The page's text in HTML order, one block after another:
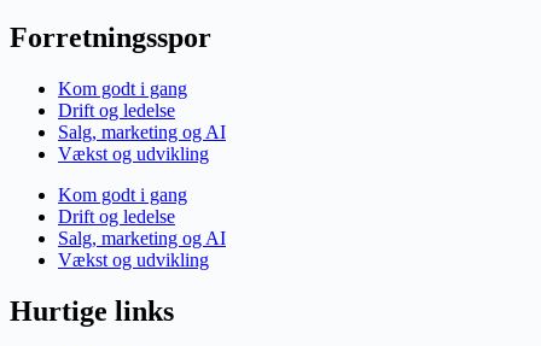
Forretningsspor
Kom godt i gang
Drift og ledelse
Salg, marketing og AI
Vækst og udvikling
Kom godt i gang
Drift og ledelse
Salg, marketing og AI
Vækst og udvikling
Hurtige links